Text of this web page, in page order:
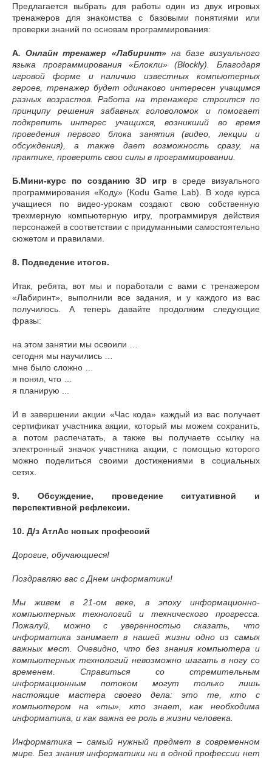
Предлагается выбрать для работы один из двух игровых
тренажеров для знакомства с базовыми понятиями или
проверки знаний по основам программирования:
А. Онлайн тренажер «Лабиринт» на базе визуального
языка программирования «Блокли» (Blockly). Благодаря
игровой форме и наличию известных компьютерных
героев, тренажер будет одинаково интересен учащимся
разных возрастов. Работа на тренажере строится по
принципу решения забавных головоломок и помогает
подкрепить интерес учащихся, возникший во время
проведения первого блока занятия (видео, лекции и
обсуждения), а также дает возможность сразу, на
практике, проверить свои силы в программировании.
Б.Мини-курс по созданию 3D игр в среде визуального
программирования «Коду» (Kodu Game Lab). В ходе курса
учащиеся по видео-урокам создают свою собственную
трехмерную компьютерную игру, программируя действия
персонажей в соответствии с придуманными самостоятельно
сюжетом и правилами.
8. Подведение итогов.
Итак, ребята, вот мы и поработали с вами с тренажером
«Лабиринт», выполнили все задания, и у каждого из вас
получилось. А теперь давайте продолжим следующие
фразы:
на этом занятии мы освоили …
сегодня мы научились …
мне было сложно …
я понял, что …
я планирую ...
И в завершении акции «Час кода» каждый из вас получает
сертификат участника акции, который мы можем сохранить,
а потом распечатать, а также вы получаете ссылку на
электронный значок участника акции, с помощью которого
можно поделиться своими достижениями в социальных
сетях.
9. Обсуждение, проведение ситуативной и
перспективной рефлексии.
10. Д/з АтлАс новых профессий
Дорогие, обучающиеся!
Поздравляю вас с Днем информатики!
Мы живем в 21-ом веке, в эпоху информационно-
компьютерных технологий и технического прогресса.
Пожалуй, можно с уверенностью сказать, что
информатика занимает в нашей жизни одно из самых
важных мест. Очевидно, что без знания компьютера и
компьютерных технологий невозможно шагать в ногу со
временем. Справиться со стремительным
информационным потоком могут только лишь
настоящие мастера своего дела: это те, кто с
компьютером на «ты», кто знает, как необходима
информатика, и как важна ее роль в жизни человека.
Информатика – самый нужный предмет в современном
мире. Без знания информатики ни в одной профессии нет